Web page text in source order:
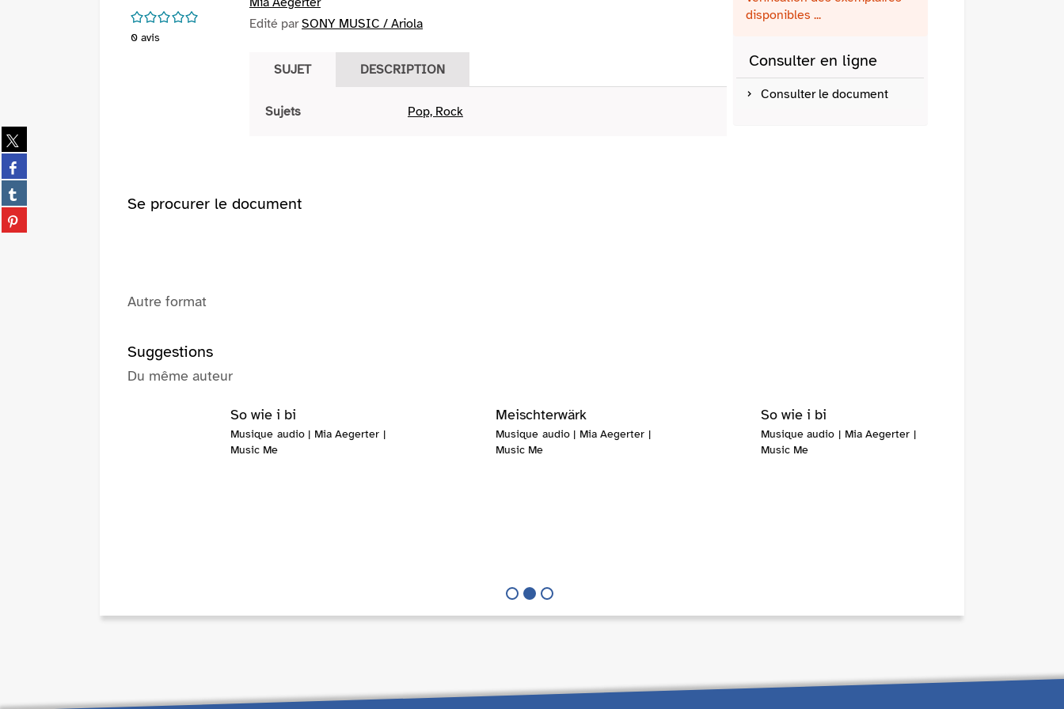
Partager
sur
twitter
(Nouvelle
fenêtre)
Partager
sur
facebook
(Nouvelle
fenêtre)
Partager
sur
tumblr
Partager
sur
/5
0 avis
Edité parSONY MUSIC / Ariola
SUJET DESCRIPTION
Sujets Pop, Rock
disponibles ...
Consulter en ligne
Consulter le document
Se procurer le document
Autre format
Suggestions
Du même auteur
Meischterwärk
Musique audio | Mia Aegerter |
Music Me
So wie i bi
Musique audio | Mia Aegerter |
Music Me
So wie i bi
Musique audio | Mia Aegerter |
Music Me